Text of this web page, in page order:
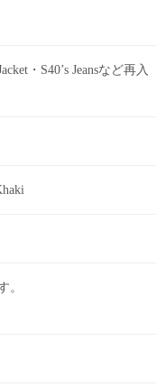
・S40’s Jeansなど再入
。